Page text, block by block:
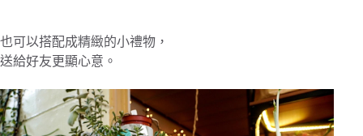
也可以搭配成精緻的小禮物，
送給好友更顯心意。